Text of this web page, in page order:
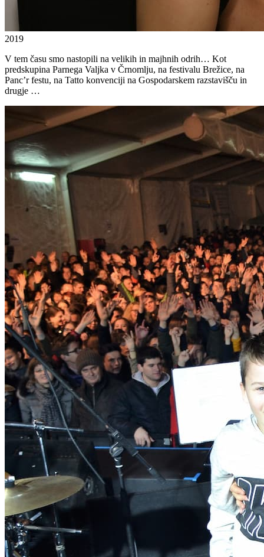
2019
V tem času smo nastopili na velikih in majhnih odrih… Kot
predskupina Parnega Valjka v Črnomlju, na festivalu Brežice, na
Panc’r festu, na Tatto konvenciji na Gospodarskem razstavišču in
drugje …